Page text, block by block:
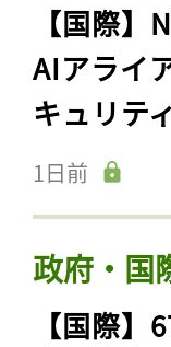
【国際
AIアライ
キュリテ
1日前
政府・国
【国際